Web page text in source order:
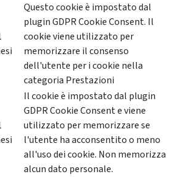
Questo cookie è impostato dal
plugin GDPR Cookie Consent. Il
cookie viene utilizzato per
memorizzare il consenso
dell'utente per i cookie nella
categoria Prestazioni
Il cookie è impostato dal plugin
GDPR Cookie Consent e viene
utilizzato per memorizzare se
l'utente ha acconsentito o meno
all'uso dei cookie. Non memorizza
alcun dato personale.